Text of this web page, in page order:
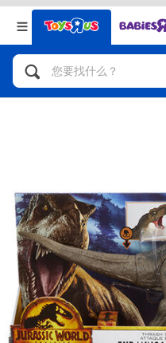
返回
分类目录
人气英雄，角色扮
玩具车，货车，火
手工艺，文具，蜡
娃娃，芭比，收藏
返回
品牌